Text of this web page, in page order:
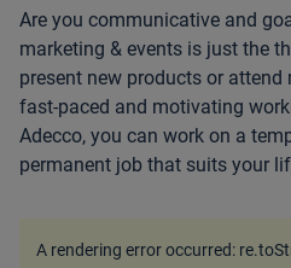
Are you communicative and
marketing & events is just the
present new products or attend
fast-paced and motivating
Adecco, you can work on a
permanent job that suits your
A rendering error occurred: